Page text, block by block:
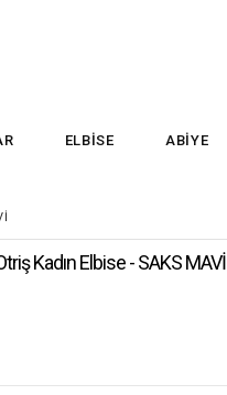
ELBİSE ABİYE
Kadın Elbise - SAKS MAVİ